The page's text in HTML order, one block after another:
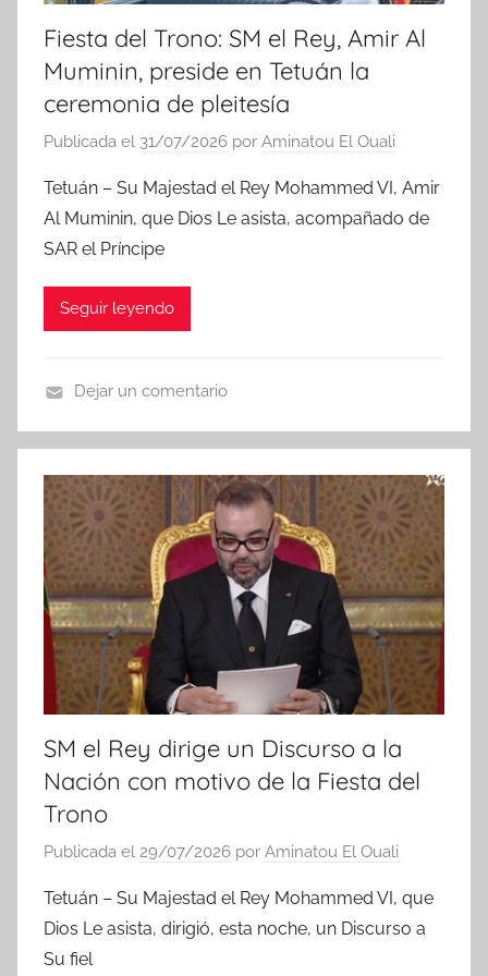
Fiesta del Trono: SM el Rey, Amir Al
Muminin, preside en Tetuán la
ceremonia de pleitesía
Publicada el 31/07/2026 por Aminatou El Ouali
Tetuán – Su Majestad el Rey Mohammed VI, Amir
Al Muminin, que Dios Le asista, acompañado de
SAR el Príncipe
Seguir leyendo
o
t
i
c
i
a
s
Dejar un comentario
SM el Rey dirige un Discurso a la
Nación con motivo de la Fiesta del
Trono
Publicada el 29/07/2026 por Aminatou El Ouali
Tetuán – Su Majestad el Rey Mohammed VI, que
Dios Le asista, dirigió, esta noche, un Discurso a
Su fiel